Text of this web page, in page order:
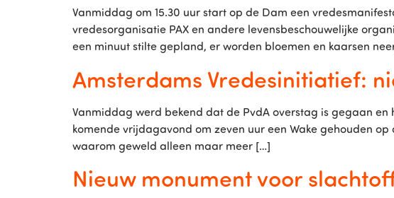
Vanmiddag om 15.30 uur start op de Dam een
vredesorganisatie PAX en andere levensbeschouwelijke
een minuut stilte gepland, er worden bloemen en kaarsen
Amsterdams Vredesinitiatief:
Vanmiddag werd bekend dat de PvdA overstag is gegaan
komende vrijdagavond om zeven uur een Wake gehouden
waarom geweld alleen maar meer […]
Nieuw monument voor